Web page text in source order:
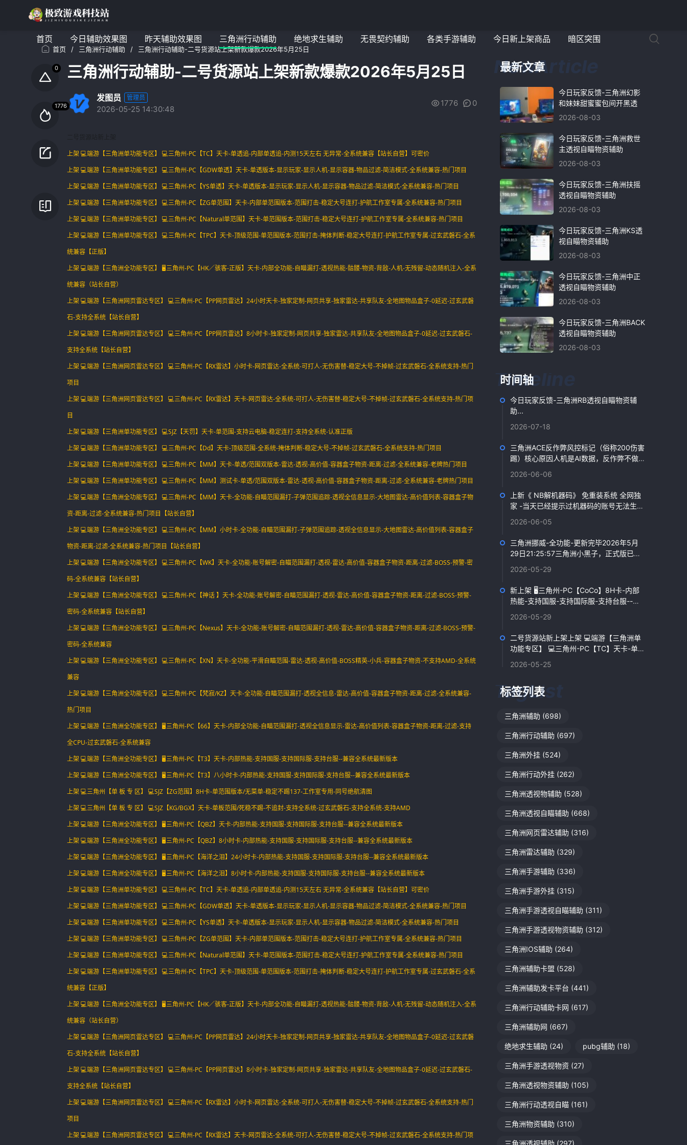
首页 今日辅助效果图 昨天辅助效果图 三角洲行动辅助 绝地求生辅助 无畏契约辅助 各类手游辅助 今日新上架商品 暗区突围
首页 / 三角洲行动辅助 / 三角洲行动辅助-二号货源站上架新款爆款2026年5月25日
三角洲行动辅助-二号货源站上架新款爆款2026年5月25日
发图员 管理员
2026-05-25 14:30:48
1776 0
上架 💻端游【三角洲单功能专区】 💻三角州-PC【TC】天卡-单透追-内部单透追-内测15天左右 无异常-全系统兼容【站长自营】可密价
上架 💻端游【三角洲单功能专区】 💻三角州-PC【GDW单透】天卡-单透版本-显示玩家-显示人机-显示容器-物品过滤-简洁模式-全系统兼容-热门项目
上架 💻端游【三角洲单功能专区】 💻三角州-PC【YS单透】天卡-单透版本-显示玩家-显示人机-显示容器-物品过滤-简洁模式-全系统兼容-热门项目
上架 💻端游【三角洲单功能专区】 💻三角州-PC【ZG单范围】天卡-内部单范围版本-范围打击-稳定大号连打-护航工作室专属-全系统兼容-热门项目
上架 💻端游【三角洲单功能专区】 💻三角州-PC【Natural单范围】天卡-单范围版本-范围打击-稳定大号连打-护航工作室专属-全系统兼容-热门项目
上架 💻端游【三角洲单功能专区】 💻三角州-PC【TPC】天卡-顶级范围-单范围版本-范围打击-掩体判断-稳定大号连打-护航工作室专属-过玄武磐石-全系
统兼容【正版】
上架 💻端游【三角洲全功能专区】 🖥️三角州-PC【HK／骇客-正版】天卡-内部全功能-自瞄漏打-透视热能-骷髅-物资-背敌-人机-无残留-动态随机注入-全系
统兼容（站长自营）
上架 💻端游【三角洲网页雷达专区】 💻三角州-PC【PP网页雷达】24小时天卡-独家定制-网页共享-独家雷达-共享队友-全地图物品盒子-0延迟-过玄武磐
石-支持全系统【站长自营】
上架 💻端游【三角洲网页雷达专区】 💻三角州-PC【PP网页雷达】8小时卡-独家定制-网页共享-独家雷达-共享队友-全地图物品盒子-0延迟-过玄武磐石-
支持全系统【站长自营】
上架 💻端游【三角洲网页雷达专区】 💻三角州-PC【RX雷达】小时卡-网页雷达-全系统-可打人-无伤害替-稳定大号-不掉帧-过玄武磐石-全系统支持-热门
项目
上架 💻端游【三角洲网页雷达专区】 💻三角州-PC【RX雷达】天卡-网页雷达-全系统-可打人-无伤害替-稳定大号-不掉帧-过玄武磐石-全系统支持-热门项
目
上架 💻端游【三角洲单功能专区】 💻SJZ【天罚】天卡-单范围-支持云电脑-稳定连打-支持全系统-认准正版
上架 💻端游【三角洲单功能专区】 💻三角州-PC【Dd】天卡-顶级范围-全系统-掩体判断-稳定大号-不掉帧-过玄武磐石-全系统支持-热门项目
上架 💻端游【三角洲单功能专区】 💻三角州-PC【MM】天卡-单透/范围双版本-雷达-透视-高价值-容器盒子物资-距离-过滤-全系统兼容-老牌热门项目
上架 💻端游【三角洲单功能专区】 💻三角州-PC【MM】测试卡-单透/范围双版本-雷达-透视-高价值-容器盒子物资-距离-过滤-全系统兼容-老牌热门项目
上架 💻端游【三角洲全功能专区】 💻三角州-PC【MM】天卡-全功能-自瞄范围漏打-子弹范围追踪-透视全信息显示-大地图雷达-高价值列表-容器盒子物
资-距离-过滤-全系统兼容-热门项目【站长自营】
上架 💻端游【三角洲全功能专区】 💻三角州-PC【MM】小时卡-全功能-自瞄范围漏打-子弹范围追踪-透视全信息显示-大地图雷达-高价值列表-容器盒子
物资-距离-过滤-全系统兼容-热门项目【站长自营】
上架 💻端游【三角洲全功能专区】 💻三角州-PC【WK】天卡-全功能-账号解密-自瞄范围漏打-透视-雷达-高价值-容器盒子物资-距离-过滤-BOSS-预警-密
码-全系统兼容【站长自营】
上架 💻端游【三角洲全功能专区】 💻三角州-PC【神话 】天卡-全功能-账号解密-自瞄范围漏打-透视-雷达-高价值-容器盒子物资-距离-过滤-BOSS-预警-
密码-全系统兼容【站长自营】
上架 💻端游【三角洲全功能专区】 💻三角州-PC【Nexus】天卡-全功能-账号解密-自瞄范围漏打-透视-雷达-高价值-容器盒子物资-距离-过滤-BOSS-预警-
密码-全系统兼容
上架 💻端游【三角洲全功能专区】 💻三角州-PC【XN】天卡-全功能-平滑自瞄范围-雷达-透视-高价值-BOSS精英-小兵-容器盒子物资-不支持AMD-全系统
兼容
上架 💻端游【三角洲全功能专区】 💻三角州-PC【梵寂/KZ】天卡-全功能-自瞄范围漏打-透视全信息-雷达-高价值-容器盒子物资-距离-过滤-全系统兼容-
热门项目
上架 💻端游【三角洲全功能专区】 🖥️三角州-PC【66】天卡-内部全功能-自瞄范围漏打-透视全信息显示-雷达-高价值列表-容器盒子物资-距离-过滤-支持
全CPU-过玄武磐石-全系统兼容
上架 💻端游【三角洲全功能专区】 🖥️三角州-PC【T3】天卡-内部热能-支持国服-支持国际服-支持台服--兼容全系统最新版本
上架 💻端游【三角洲全功能专区】 🖥️三角州-PC【T3】八小时卡-内部热能-支持国服-支持国际服-支持台服--兼容全系统最新版本
上架 💻三角州【单 板 专 区】 💻SJZ【ZG范围】8H卡-单范围版本/无菜单-稳定不踢137-工作室专用-同号绝航清图
上架 💻三角州【单 板 专 区】 💻SJZ【KG/BGX】天卡-单板范围/死稳不踢-不追封-支持全系统-过玄武磐石-支持全系统-支持AMD
上架 💻端游【三角洲全功能专区】 🖥️三角州-PC【QBZ】天卡-内部热能-支持国服-支持国际服-支持台服--兼容全系统最新版本
上架 💻端游【三角洲全功能专区】 🖥️三角州-PC【QBZ】8小时卡-内部热能-支持国服-支持国际服-支持台服--兼容全系统最新版本
上架 💻端游【三角洲全功能专区】 🖥️三角州-PC【海洋之泪】24小时卡-内部热能-支持国服-支持国际服-支持台服--兼容全系统最新版本
上架 💻端游【三角洲全功能专区】 🖥️三角州-PC【海洋之泪】8小时卡-内部热能-支持国服-支持国际服-支持台服--兼容全系统最新版本
上架 💻端游【三角洲单功能专区】 💻三角州-PC【TC】天卡-单透追-内部单透追-内测15天左右 无异常-全系统兼容【站长自营】可密价
上架 💻端游【三角洲单功能专区】 💻三角州-PC【GDW单透】天卡-单透版本-显示玩家-显示人机-显示容器-物品过滤-简洁模式-全系统兼容-热门项目
上架 💻端游【三角洲单功能专区】 💻三角州-PC【YS单透】天卡-单透版本-显示玩家-显示人机-显示容器-物品过滤-简洁模式-全系统兼容-热门项目
上架 💻端游【三角洲单功能专区】 💻三角州-PC【ZG单范围】天卡-内部单范围版本-范围打击-稳定大号连打-护航工作室专属-全系统兼容-热门项目
上架 💻端游【三角洲单功能专区】 💻三角州-PC【Natural单范围】天卡-单范围版本-范围打击-稳定大号连打-护航工作室专属-全系统兼容-热门项目
上架 💻端游【三角洲单功能专区】 💻三角州-PC【TPC】天卡-顶级范围-单范围版本-范围打击-掩体判断-稳定大号连打-护航工作室专属-过玄武磐石-全系
统兼容【正版】
上架 💻端游【三角洲全功能专区】 🖥️三角州-PC【HK／骇客-正版】天卡-内部全功能-自瞄漏打-透视热能-骷髅-物资-背敌-人机-无残留-动态随机注入-全系
统兼容（站长自营）
上架 💻端游【三角洲网页雷达专区】 💻三角州-PC【PP网页雷达】24小时天卡-独家定制-网页共享-独家雷达-共享队友-全地图物品盒子-0延迟-过玄武磐
石-支持全系统【站长自营】
上架 💻端游【三角洲网页雷达专区】 💻三角州-PC【PP网页雷达】8小时卡-独家定制-网页共享-独家雷达-共享队友-全地图物品盒子-0延迟-过玄武磐石-
支持全系统【站长自营】
上架 💻端游【三角洲网页雷达专区】 💻三角州-PC【RX雷达】小时卡-网页雷达-全系统-可打人-无伤害替-稳定大号-不掉帧-过玄武磐石-全系统支持-热门
项目
上架 💻端游【三角洲网页雷达专区】 💻三角州-PC【RX雷达】天卡-网页雷达-全系统-可打人-无伤害替-稳定大号-不掉帧-过玄武磐石-全系统支持-热门项
最新文章
今日玩家反馈-三角洲幻影
和妹妹甜蜜蜜包间开黑透
2026-08-03
今日玩家反馈-三角洲救世
主透视自瞄物资辅助
2026-08-03
今日玩家反馈-三角洲扶摇
透视自瞄物资辅助
2026-08-03
今日玩家反馈-三角洲KS透
视自瞄物资辅助
2026-08-03
今日玩家反馈-三角洲中正
透视自瞄物资辅助
2026-08-03
今日玩家反馈-三角洲BACK
透视自瞄物资辅助
2026-08-03
时间轴
今日玩家反馈-三角洲RB透视自瞄物资辅
助...
2026-07-18
三角洲ACE反作弊风控标记（俗称200伤害
踢）核心原因人机是AI数据，反作弊不做伤
风控，...
2026-06-06
上新《 NB解机器码》 免重装系统 全网独
家 -当天已经提示过机器码的账号无法生
2026-06-05
三角洲挪威-全功能-更新完毕2026年5月
29日21:25:57三角洲小黑子，正式版已经
2026-05-29
新上架 🖥️三角州-PC【CoCo】8H卡-内部
热能-支持国服-支持国际服-支持台服--兼
2026-05-29
二号货源站新上架上架 💻端游【三角洲单
功能专区】 💻三角州-PC【TC】天卡-单透
统...
2026-05-25
标签列表
三角洲辅助 (698)
三角洲行动辅助 (697)
三角洲外挂 (524)
三角洲行动外挂 (262)
三角洲透视物辅助 (528)
三角洲透视自瞄辅助 (668)
三角洲网页雷达辅助 (316)
三角洲雷达辅助 (329)
三角洲手游辅助 (336)
三角洲手游外挂 (315)
三角洲手游透视自瞄辅助 (311)
三角洲手游透视物资辅助 (312)
三角洲IOS辅助 (264)
三角洲辅助卡盟 (528)
三角洲辅助发卡平台 (441)
三角洲行动辅助卡网 (617)
三角洲辅助网 (667)
绝地求生辅助 (24) pubg辅助 (18)
三角洲手游透视物资 (27)
三角洲透视物资辅助 (105)
三角洲行动透视自瞄 (161)
三角洲物资辅助 (310)
三角洲透视辅助 (297)